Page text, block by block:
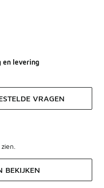
en levering
VRAGEN
BEKIJKEN